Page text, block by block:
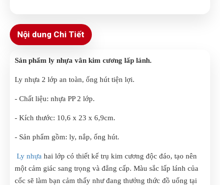
Nội dung Chi Tiết
Sản phẩm ly nhựa vân kim cương lấp lánh.
Ly nhựa 2 lớp an toàn, ống hút tiện lợi.
- Chất liệu: nhựa PP 2 lớp.
- Kích thước: 10,6 x 23 x 6,9cm.
- Sản phẩm gồm: ly, nắp, ống hút.
Ly nhựa hai lớp có thiết kế trụ kim cương độc đáo, tạo nên
một cảm giác sang trọng và đẳng cấp. Màu sắc lấp lánh của
cốc sẽ làm bạn cảm thấy như đang thưởng thức đồ uống tại